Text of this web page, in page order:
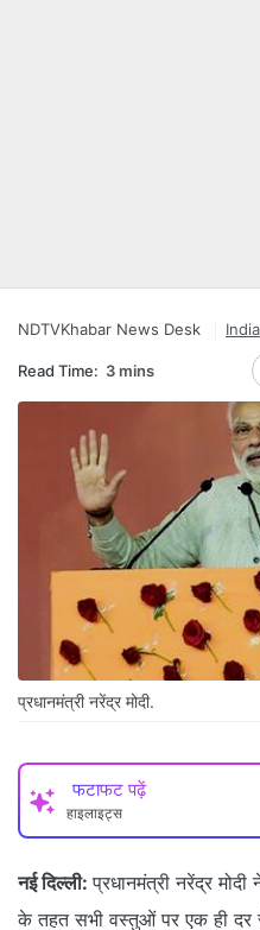
NDTVKhabar News Desk India
Read Time: 3 mins
प्रधानमंत्री नरेंद्र मोदी.
फटाफट पढ़ें
हाइलाइट्स
नई दिल्ली: प्रधानमंत्री नरेंद्र मोदी
के तहत सभी वस्तुओं पर एक ही दर